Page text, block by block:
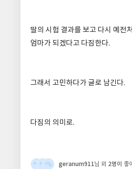
딸의 시험 결과를 보고 다시 예전
엄마가 되겠다고 다짐한다.
그래서 고민하다가 글로 남긴다.
다짐의 의미로.
geranum911님 외 2명이 좋